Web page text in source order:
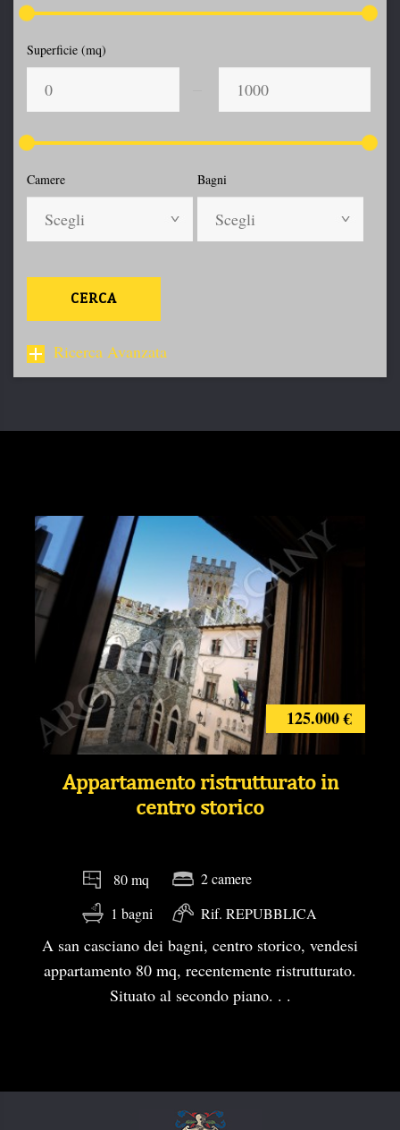
Superficie (mq)
Camere
Scegli
Bagni
Scegli
CERCA
Ricerca Avanzata
125.000 €
Appartamento ristrutturato in
centro storico
80 mq
1 bagni
2 camere
Rif. REPUBBLICA
A san casciano dei bagni, centro storico, vendesi
appartamento 80 mq, recentemente ristrutturato.
Situato al secondo piano. . .